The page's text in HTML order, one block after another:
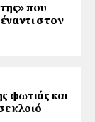
που
στον
φωτιάς και
κλοιό